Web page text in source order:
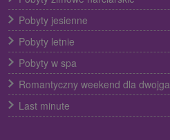
Pobyty jesienne
Pobyty letnie
Pobyty w spa
Romantyczny weekend dla dwojga
Last minute